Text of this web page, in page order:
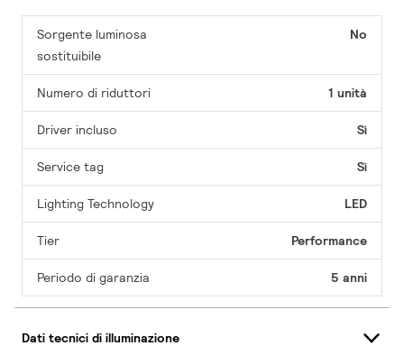
Sorgente luminosa
sostituibile
No
Numero di riduttori 1 unità
Driver incluso Sì
Service tag Sì
Lighting Technology LED
Tier Performance
Periodo di garanzia 5 anni
Dati tecnici di illuminazione